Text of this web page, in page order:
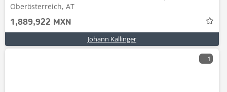
Oberösterreich, AT
1,889,922 MXN
Johann Kallinger
1